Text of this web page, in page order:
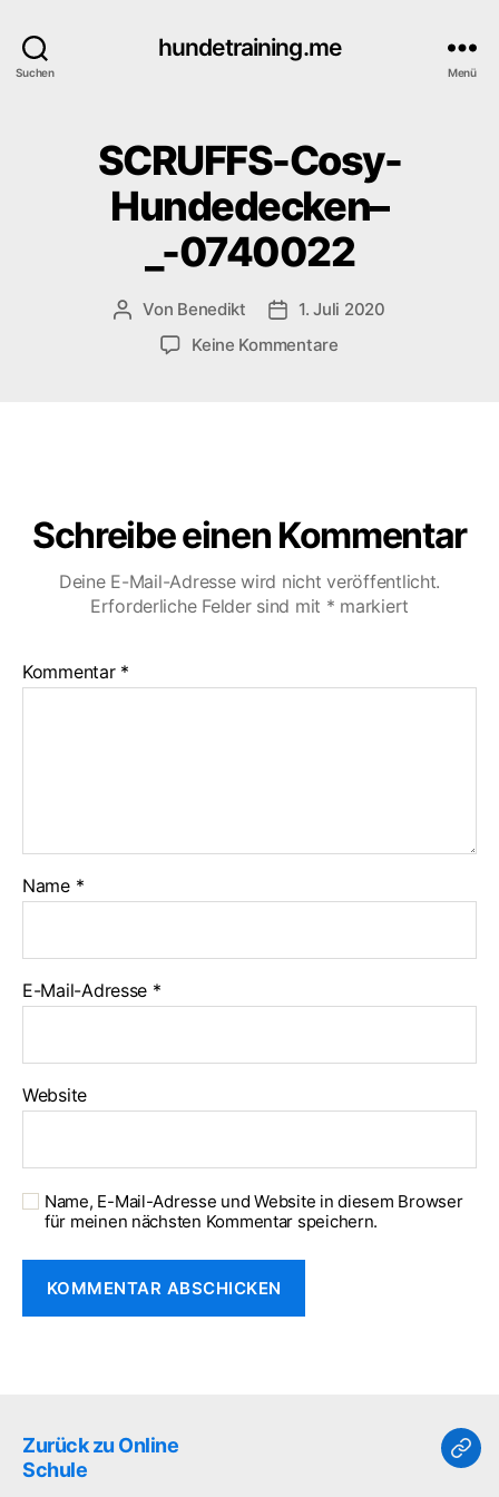
Suchen
hundetraining.me
Menü
SCRUFFS-Cosy-
Hundedecken–
_-0740022
Beitragsautor
Von Benedikt Veröffentlichungsdatum
1. Juli 2020
Keine Kommentarezu
Schreibe einen Kommentar
Deine E-Mail-Adresse wird nicht veröffentlicht.
Erforderliche Felder sind mit * markiert
Kommentar *
Name *
E-Mail-Adresse *
Website
Name, E-Mail-Adresse und Website in diesem Browser
für meinen nächsten Kommentar speichern.
Zurück zu Online
Schule